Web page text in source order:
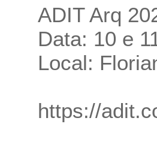
ADIT Arq
Data: 10 e
Local:
https://